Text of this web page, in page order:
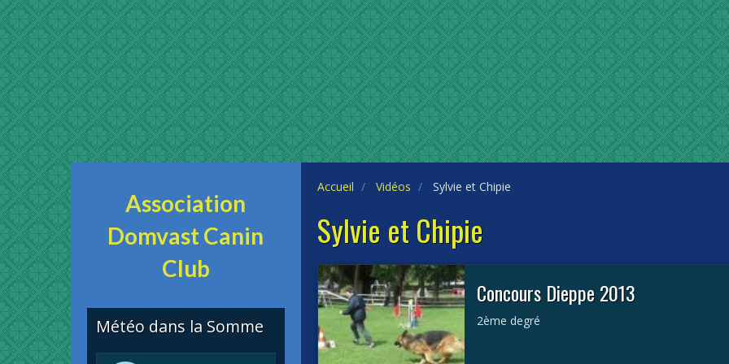
Accueil Vidéos Sylvie et Chipie
Sylvie et Chipie
Concours Dieppe 2013
2ème degré
Association
Domvast Canin
Club
Météo dans la Somme